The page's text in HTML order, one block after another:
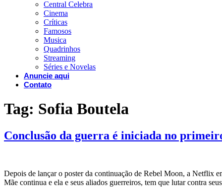
Central Celebra
Cinema
Críticas
Famosos
Musica
Quadrinhos
Streaming
Séries e Novelas
Anuncie aqui
Contato
Tag: Sofia Boutela
Conclusão da guerra é iniciada no
Depois de lançar o poster da continuação de Rebel Moon, a Netflix
Mãe continua e ela e seus aliados guerreiros, tem que lutar contra